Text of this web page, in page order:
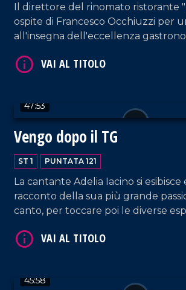
Il direttore del rinomato ristorante
ospite di Francesco Occhiuzzi per
all'insegna dell'eccellenza
EL Dan e di Letizia Pagano, questa
47:53
Vengo dopo il TG
ST 1 PUNTATA 121
La cantante Adelia Iacino si esibisce
racconto della sua più grande
canto, per toccare poi le diverse
spaziano dalla conduzione tv e
45:58
VAI AL TITOLO